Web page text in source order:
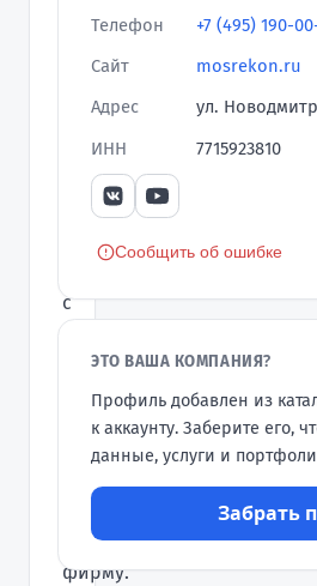
рынке
строительных
2012
года.
Начав
свой
с
подрядной
организации,
превращаясь
серьезную
ответственную
фирму.
Телефон
+7 (495) 190-
Сайт
mosrekon.ru
Адрес
ул.
ИНН
7715923810
Сообщить об ошибке
ЭТО ВАША КОМПАНИЯ?
Профиль добавлен из
к аккаунту. Заберите его,
данные, услуги и
Забрать